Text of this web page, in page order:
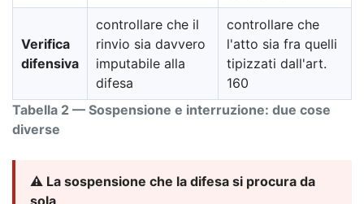
Tabella 2 — Sospensione e interruzione: due cose
diverse
Verifica
difensiva
controllare che il
rinvio sia davvero
imputabile alla
difesa
controllare che
l'atto sia fra quelli
tipizzati dall'art.
160
⚠️ La sospensione che la difesa si procura da
sola